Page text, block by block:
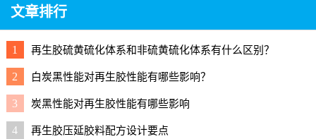
文章排行
1 再生胶硫黄硫化体系和非硫黄硫化体系有什么区别？
2 白炭黑性能对再生胶性能有哪些影响？
3 炭黑性能对再生胶性能有哪些影响
4 再生胶压延胶料配方设计要点